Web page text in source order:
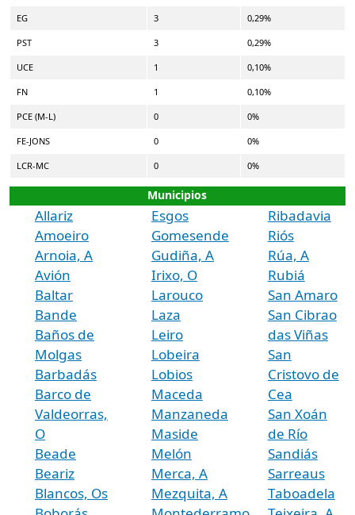
EG 3 0,29%
PST 3 0,29%
UCE 1 0,10%
FN 1 0,10%
PCE (M-L) 0 0%
FE-JONS 0 0%
LCR-MC 0 0%
Municipios
Allariz
Amoeiro
Arnoia, A
Avión
Baltar
Bande
Baños de
Molgas
Barbadás
Barco de
Valdeorras,
O
Beade
Beariz
Blancos, Os
Esgos
Gomesende
Gudiña, A
Irixo, O
Larouco
Laza
Leiro
Lobeira
Lobios
Maceda
Manzaneda
Maside
Melón
Merca, A
Mezquita, A
Ribadavia
Riós
Rúa, A
Rubiá
San Amaro
San Cibrao
das Viñas
San
Cristovo de
Cea
San Xoán
de Río
Sandiás
Sarreaus
Taboadela